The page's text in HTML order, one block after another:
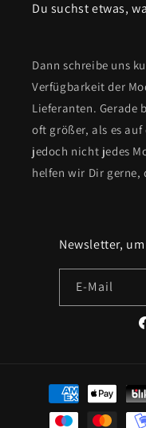
Du suchst etwas,
Dann schreibe uns
Verfügbarkeit der
Lieferanten. Gerade
oft größer, als es
jedoch nicht jedes
helfen wir Dir gerne,
Newsletter,
E-Mail
Zahlungsmethoden